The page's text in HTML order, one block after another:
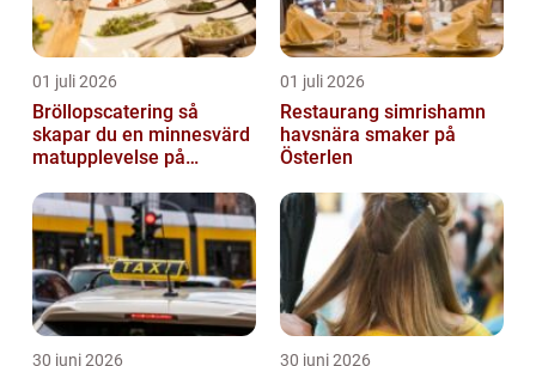
01 juli 2026
Bröllopscatering så
skapar du en minnesvärd
matupplevelse på
01 juli 2026
Restaurang simrishamn
havsnära smaker på
Österlen
30 juni 2026 30 juni 2026